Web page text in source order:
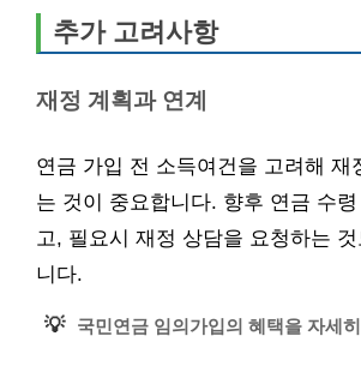
추가 고려사항
재정 계획과 연계
연금 가입 전 소득여건을 고려해 재
는 것이 중요합니다. 향후 연금 수
고, 필요시 재정 상담을 요청하는
니다.
💡 국민연금 임의가입의 혜택을 자세